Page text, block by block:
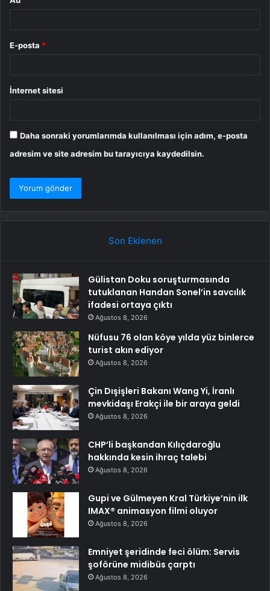
E-posta *
İnternet sitesi
Daha sonraki yorumlarımda kullanılması için adım, e-posta
adresim ve site adresim bu tarayıcıya kaydedilsin.
Son Eklenen
Gülistan Doku soruşturmasında
tutuklanan Handan Sonel’in savcılık
ifadesi ortaya çıktı
Ağustos 8, 2026
Nüfusu 76 olan köye yılda yüz binlerce
turist akın ediyor
Ağustos 8, 2026
Çin Dışişleri Bakanı Wang Yi, İranlı
mevkidaşı Erakçi ile bir araya geldi
Ağustos 8, 2026
CHP’li başkandan Kılıçdaroğlu
hakkında kesin ihraç talebi
Ağustos 8, 2026
Gupi ve Gülmeyen Kral Türkiye’nin ilk
IMAX® animasyon filmi oluyor
Ağustos 8, 2026
Emniyet şeridinde feci ölüm: Servis
şoförüne midibüs çarptı
Ağustos 8, 2026